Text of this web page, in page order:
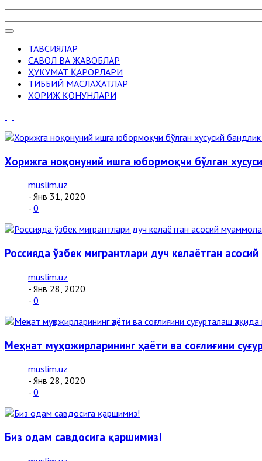
ТАВСИЯЛАР
САВОЛ ВА ЖАВОБЛАР
ҲУКУМАТ ҚАРОРЛАРИ
ТИББИЙ МАСЛАҲАТЛАР
ХОРИЖ ҚОНУНЛАРИ
Хорижга ноқонуний ишга юбормоқчи бўлган
muslim.uz
- Янв 31, 2020
- 0
Россияда ўзбек мигрантлари дуч келаётган
muslim.uz
- Янв 28, 2020
- 0
Меҳнат муҳожирларининг ҳаёти ва соғлиғини
muslim.uz
- Янв 28, 2020
- 0
Биз одам савдосига қаршимиз!